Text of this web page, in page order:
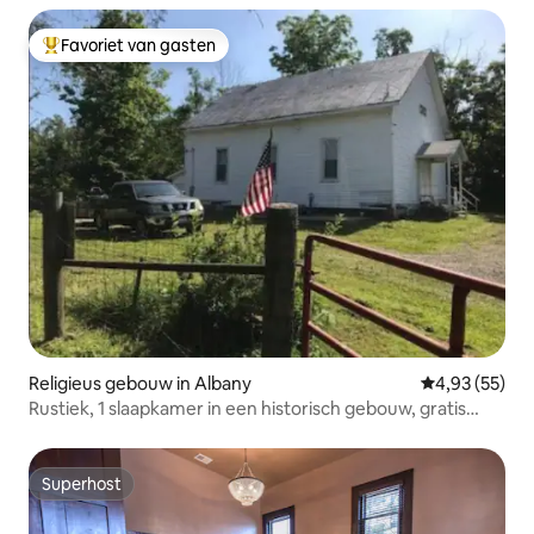
Topfavoriet van gasten
Favoriet van gasten
Religieus gebouw in Albany Gemiddelde
4,93 (55)
Rustiek, 1 slaapkamer in een historisch gebouw, gratis
Superhost
Superhost